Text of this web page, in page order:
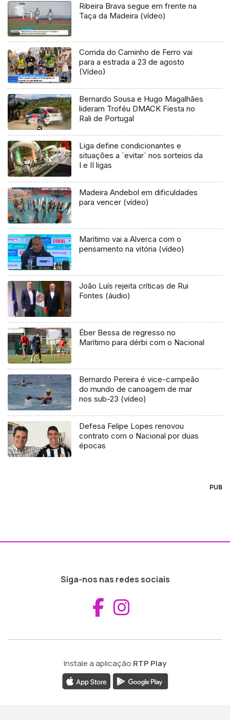
Ribeira Brava segue em frente na
Taça da Madeira (vídeo)
Corrida do Caminho de Ferro vai
para a estrada a 23 de agosto
(Vídeo)
Bernardo Sousa e Hugo Magalhães
lideram Troféu DMACK Fiesta no
Rali de Portugal
Liga define condicionantes e
situações a `evitar` nos sorteios da
I e II ligas
Madeira Andebol em dificuldades
para vencer (vídeo)
Marítimo vai a Alverca com o
pensamento na vitória (vídeo)
João Luís rejeita críticas de Rui
Fontes (áudio)
Éber Bessa de regresso no
Marítimo para dérbi com o Nacional
Bernardo Pereira é vice-campeão
do mundo de canoagem de mar
nos sub-23 (vídeo)
Defesa Felipe Lopes renovou
contrato com o Nacional por duas
épocas
PUB
Siga-nos nas redes sociais
Aceder ao
Instale a aplicação RTP Play